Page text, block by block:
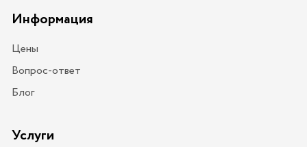
Информация
Цены
Вопрос-ответ
Блог
Услуги